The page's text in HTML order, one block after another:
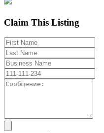
Claim This Listing